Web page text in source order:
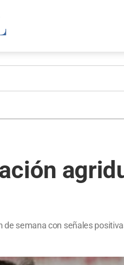
semana con señales